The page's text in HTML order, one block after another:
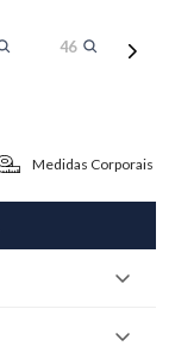
46
Medidas Corporais